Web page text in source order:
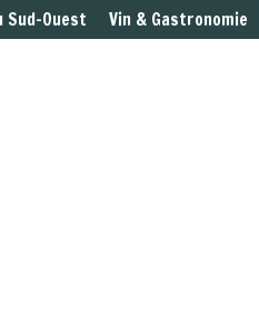
Sud-Ouest Vin & Gastronomie